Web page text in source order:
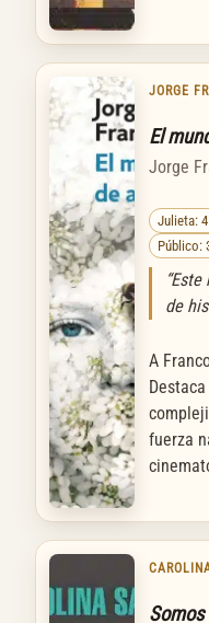
JORGE
El
Jorge
Julieta:
Público:
de
A
fuerza